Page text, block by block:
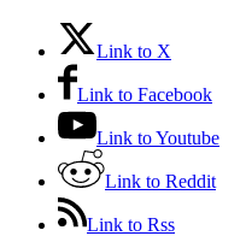
Link to X
Link to Facebook
Link to Youtube
Link to Reddit
Link to Rss